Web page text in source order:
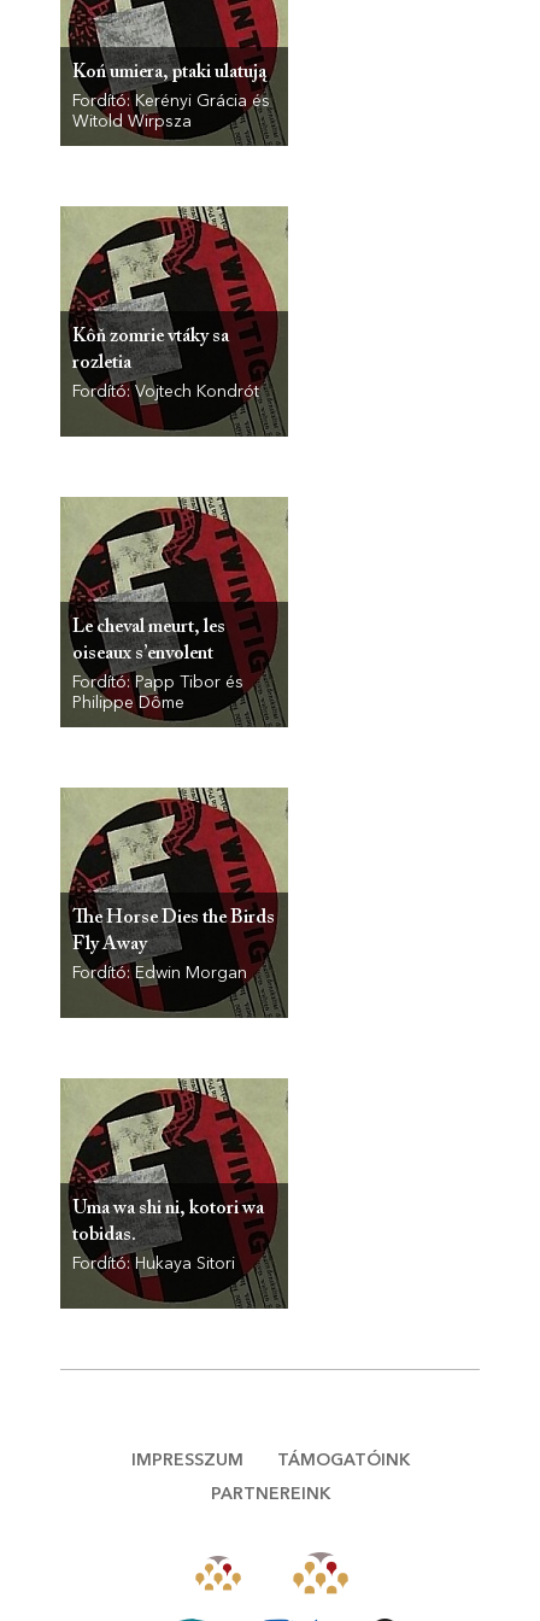
Koń umiera, ptaki ulatują
Fordító: Kerényi Grácia és
Witold Wirpsza
Kôň zomrie vtáky sa
rozletia
Fordító: Vojtech Kondrót
Le cheval meurt, les
oiseaux s’envolent
Fordító: Papp Tibor és
Philippe Dôme
The Horse Dies the Birds
Fly Away
Fordító: Edwin Morgan
Uma wa shi ni, kotori wa
tobidas.
Fordító: Hukaya Sitori
IMPRESSZUM
TÁMOGATÓINK
PARTNEREINK